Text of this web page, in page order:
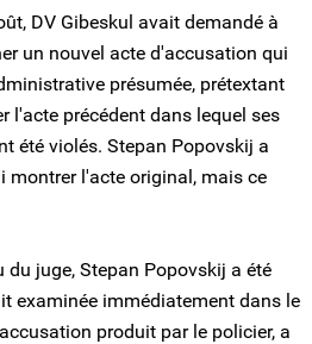
DV Gibeskul avait demandé à
un nouvel acte d'accusation qui
présumée, prétextant
l'acte précédent dans lequel ses
été violés. Stepan Popovskij a
montrer l'acte original, mais ce
du juge, Stepan Popovskij a été
examinée immédiatement dans le
produit par le policier, a